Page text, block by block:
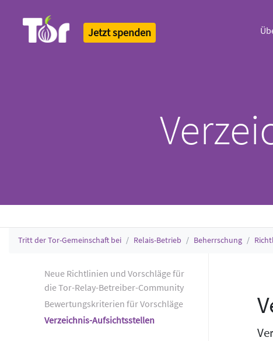
Jetzt spenden
Tritt der Tor-Gemeinschaft bei Relais-Betrieb Beherrschung
Neue Richtlinien und Vorschläge für
die Tor-Relay-Betreiber-Community
Bewertungskriterien für Vorschläge
Verzeichnis-Aufsichtsstellen